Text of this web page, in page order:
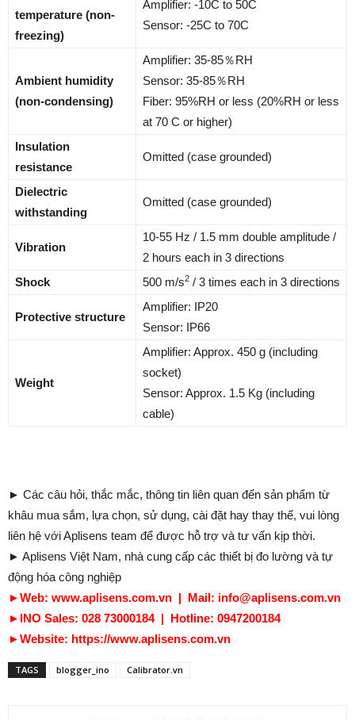
temperature (non-
freezing)
Amplifier: -10C to 50C
Sensor: -25C to 70C
Ambient humidity
(non-condensing)
Amplifier: 35-85％RH
Sensor: 35-85％RH
Fiber: 95%RH or less (20%RH or less
at 70 C or higher)
Insulation
resistance
Omitted (case grounded)
Dielectric
withstanding
Omitted (case grounded)
Vibration
10-55 Hz / 1.5 mm double amplitude /
2 hours each in 3 directions
Shock
500 m/s2 / 3 times each in 3 directions
Protective structure
Amplifier: IP20
Sensor: IP66
Weight
Amplifier: Approx. 450 g (including
socket)
Sensor: Approx. 1.5 Kg (including
cable)
► Các câu hỏi, thắc mắc, thông tin liên quan đến sản phẩm từ
khâu mua sắm, lựa chọn, sử dụng, cài đặt hay thay thế, vui lòng
liên hệ với Aplisens team để được hỗ trợ và tư vấn kịp thời.
► Aplisens Việt Nam, nhà cung cấp các thiết bị đo lường và tự
động hóa công nghiệp
►Web: www.aplisens.com.vn | Mail: info@aplisens.com.vn
► INO Sales: 028 73000184 | Hotline: 0947200184
►Website: https://www.aplisens.com.vn
TAGS blogger_ino Calibrator.vn